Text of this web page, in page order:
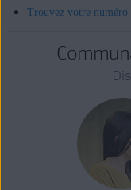
Trouvez votre numéro